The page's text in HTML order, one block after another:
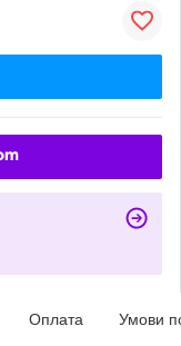
Оплата Умови